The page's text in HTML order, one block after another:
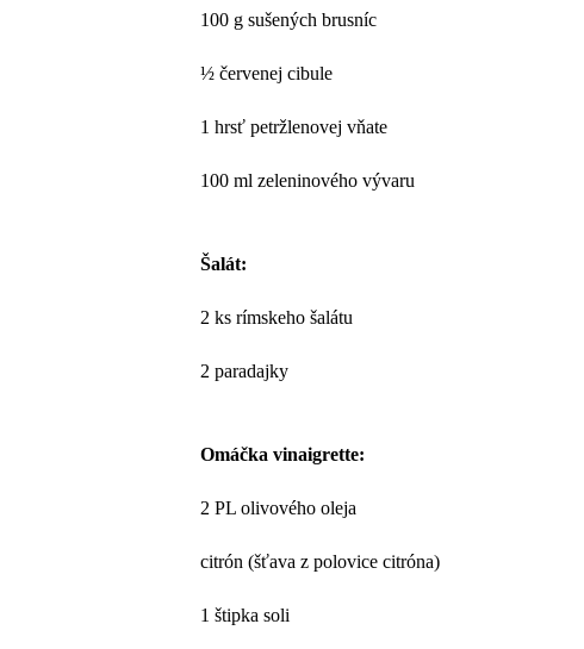
100 g sušených brusníc
½ červenej cibule
1 hrsť petržlenovej vňate
100 ml zeleninového vývaru
Šalát:
2 ks rímskeho šalátu
2 paradajky
Omáčka vinaigrette:
2 PL olivového oleja
citrón (šťava z polovice citróna)
1 štipka soli